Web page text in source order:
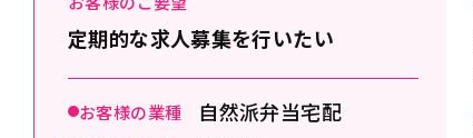
定期的な求人募集を行いたい
お客様の業種 自然派弁当宅配